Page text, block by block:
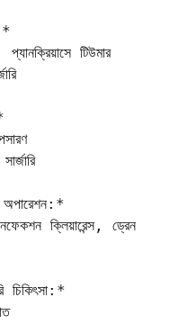
টিউমার
ক্লিয়ারেন্স, ড্রেন
চিকিৎসা:*